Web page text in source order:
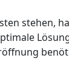
stehen,